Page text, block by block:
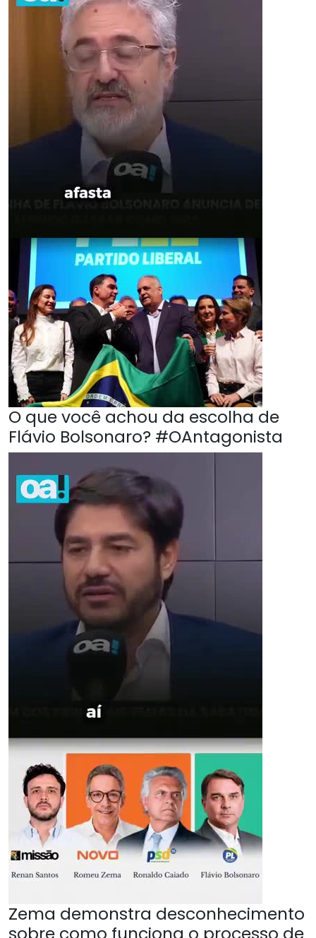
O que você achou da escolha de
Flávio Bolsonaro? #OAntagonista
Zema demonstra desconhecimento
sobre como funciona o processo de